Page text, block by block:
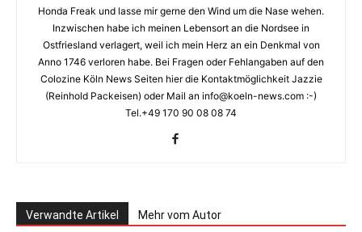
Honda Freak und lasse mir gerne den Wind um die Nase wehen.
Inzwischen habe ich meinen Lebensort an die Nordsee in
Ostfriesland verlagert, weil ich mein Herz an ein Denkmal von
Anno 1746 verloren habe. Bei Fragen oder Fehlangaben auf den
Colozine Köln News Seiten hier die Kontaktmöglichkeit Jazzie
(Reinhold Packeisen) oder Mail an info@koeln-news.com :-)
Tel.+49 170 90 08 08 74
Verwandte Artikel Mehr vom Autor